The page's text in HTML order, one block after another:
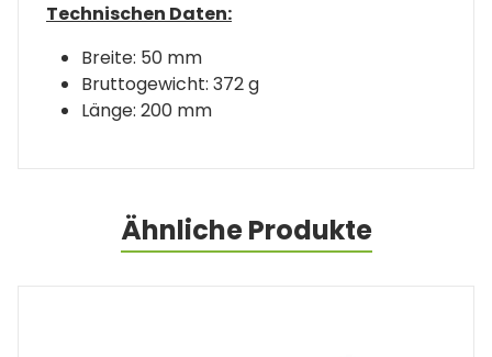
Technischen Daten:
Breite: 50 mm
Bruttogewicht: 372 g
Länge: 200 mm
Ähnliche Produkte